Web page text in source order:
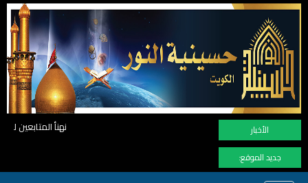
الأخبار نهنأ المتابعين لموفع النور بوصول المشاهدات الى الرقم القياسي 11 مليون مشاهدة
جديد الموقع: